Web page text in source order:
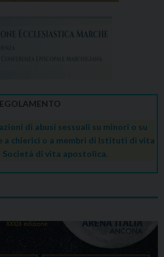
di abusi sessuali su minori o su
chierici o a membri di Istituti di vita
Società di vita apostolica.